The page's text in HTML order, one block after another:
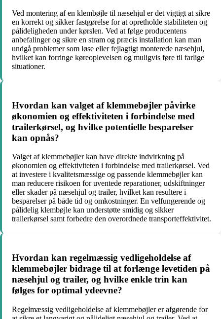
Ved montering af en klembøjle til næsehjul er det vigtigt at sikre
en korrekt og sikker fastgørelse for at opretholde stabiliteten og
pålideligheden under kørslen. Ved at følge producentens
anbefalinger og sikre en stram og præcis installation kan man
undgå problemer som løse eller fejlagtigt monterede næsehjul,
hvilket kan forringe køreoplevelsen og muligvis føre til farlige
situationer.
Hvordan kan valget af klemmebøjler påvirke
økonomien og effektiviteten i forbindelse med
trailerkørsel, og hvilke potentielle besparelser
kan opnås?
Valget af klemmebøjler kan have direkte indvirkning på
økonomien og effektiviteten i forbindelse med trailerkørsel. Ved
at investere i kvalitetsmæssige og passende klemmebøjler kan
man reducere risikoen for uventede reparationer, udskiftninger
eller skader på næsehjul og trailer, hvilket kan resultere i
besparelser på både tid og omkostninger. En velfungerende og
pålidelig klembøjle kan understøtte smidig og sikker
trailerkørsel samt forbedre den overordnede transporteffektivitet.
Hvordan kan regelmæssig vedligeholdelse af
klemmebøjler bidrage til at forlænge levetiden på
næsehjul og trailer, og hvilke enkle trin kan
følges for optimal ydeevne?
Regelmæssig vedligeholdelse af klemmebøjler er afgørende for